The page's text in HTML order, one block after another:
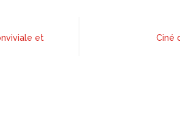
et
Ciné